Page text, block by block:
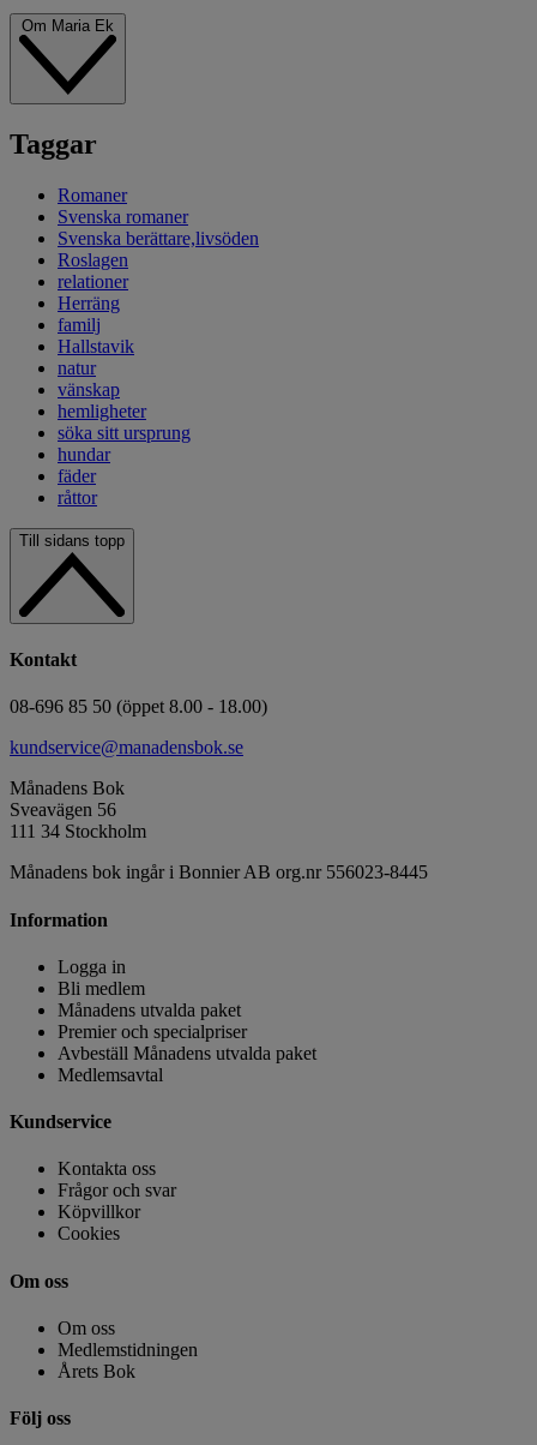
Taggar
Romaner
Svenska romaner
Svenska berättare,livsöden
Roslagen
relationer
Herräng
familj
Hallstavik
natur
vänskap
hemligheter
söka sitt ursprung
hundar
fäder
råttor
Till sidans topp
Kontakt
08-696 85 50 (öppet 8.00 - 18.00)
kundservice@manadensbok.se
Månadens Bok
Sveavägen 56
111 34 Stockholm
Månadens bok ingår i Bonnier AB org.nr 556023-8445
Information
Logga in
Bli medlem
Månadens utvalda paket
Premier och specialpriser
Avbeställ Månadens utvalda paket
Medlemsavtal
Kundservice
Kontakta oss
Frågor och svar
Köpvillkor
Cookies
Om oss
Om oss
Medlemstidningen
Årets Bok
Följ oss